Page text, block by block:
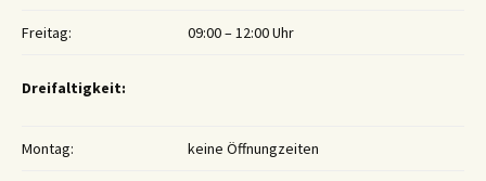
Freitag: 09:00 – 12:00 Uhr
Dreifaltigkeit:
Montag: keine Öffnungzeiten